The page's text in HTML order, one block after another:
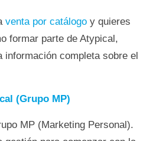
venta por catálogo y quieres
formar parte de Atypical,
información completa sobre el
(Grupo MP)
MP (Marketing Personal).